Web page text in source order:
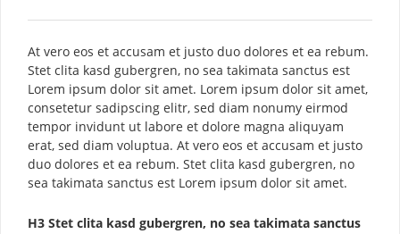
At vero eos et accusam et justo duo dolores et ea rebum.
Stet clita kasd gubergren, no sea takimata sanctus est
Lorem ipsum dolor sit amet. Lorem ipsum dolor sit amet,
consetetur sadipscing elitr, sed diam nonumy eirmod
tempor invidunt ut labore et dolore magna aliquyam
erat, sed diam voluptua. At vero eos et accusam et justo
duo dolores et ea rebum. Stet clita kasd gubergren, no
sea takimata sanctus est Lorem ipsum dolor sit amet.
H3 Stet clita kasd gubergren, no sea takimata sanctus